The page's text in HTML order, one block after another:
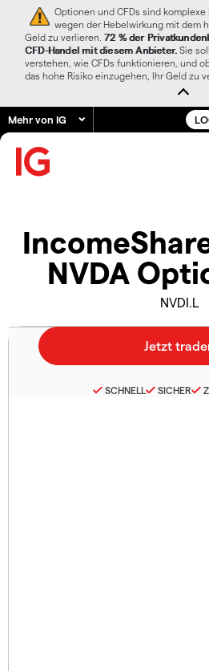
Optionen und CFDs sind
wegen der Hebelwirkung mit dem
Geld zu verlieren. 72 % der
CFD-Handel mit diesem Anbieter. Sie
verstehen, wie CFDs funktionieren, und
das hohe Risiko einzugehen, Ihr Geld zu
Mehr von IG
NVDA
NVDI.L
SCHNELL SICHER